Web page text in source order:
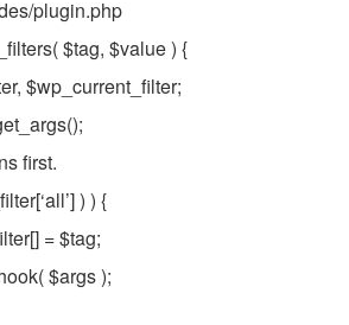
plugin.php
$tag, $value ) {
$wp_current_filter;
first.
) ) {
= $tag;
$args );